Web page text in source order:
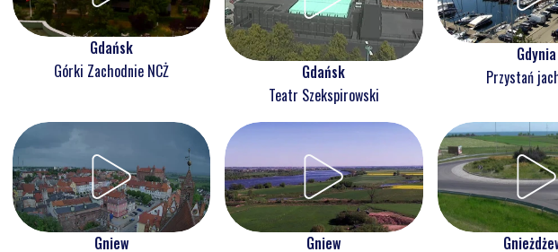
Gdańsk
Górki Zachodnie NCŻ
Gdańsk
Teatr Szekspirowski
Gdynia
Przystań
Gniew
Gniew